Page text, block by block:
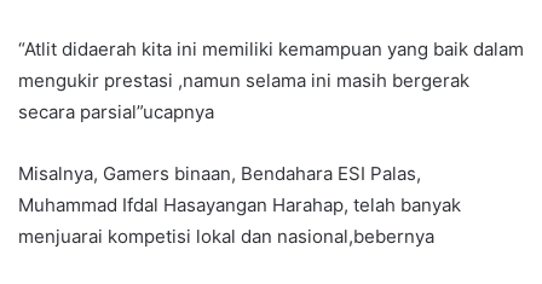
“Atlit didaerah kita ini memiliki kemampuan yang baik dalam
mengukir prestasi ,namun selama ini masih bergerak
secara parsial”ucapnya
Misalnya, Gamers binaan, Bendahara ESI Palas,
Muhammad Ifdal Hasayangan Harahap, telah banyak
menjuarai kompetisi lokal dan nasional,bebernya